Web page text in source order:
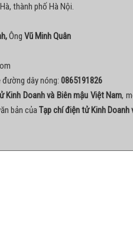
thành phố Hà Nội.
Ông Vũ Minh Quân
dây nóng: 0865191826
Kinh Doanh và Biên mậu Việt Nam,
bản của Tạp chí điện tử Kinh Doanh